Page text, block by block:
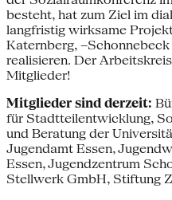
besteht, hat zum Ziel im
langfristig wirksame
Katernberg,
realisieren. Der
Mitglieder!
Mitglieder sind derzeit:
für Stadtteilentwicklung,
und Beratung der
Jugendamt Essen,
Essen, Jugendzentrum
Stellwerk GmbH, Stiftung